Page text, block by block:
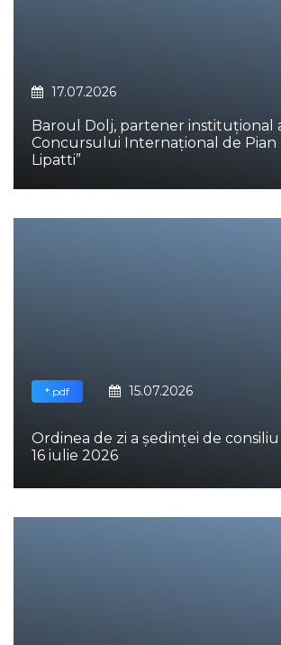
17.07.2026
Baroul Dolj, partener instituțional
Concursului Internațional de Pian
Lipatti”
*.pdf 15.07.2026
Ordinea de zi a ședinței de
16 iulie 2026